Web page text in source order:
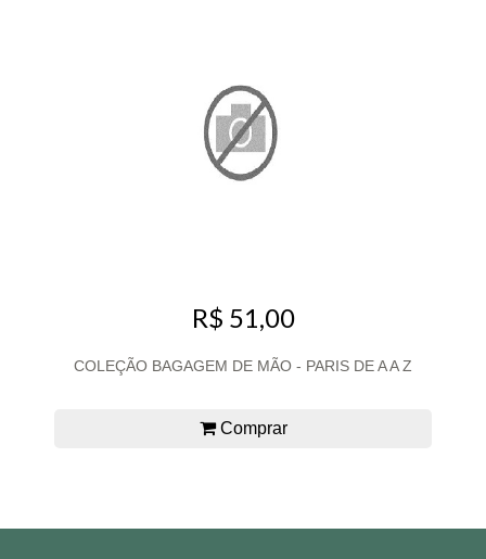
R$ 51,00
COLEÇÃO BAGAGEM DE MÃO - PARIS DE A A Z
Comprar